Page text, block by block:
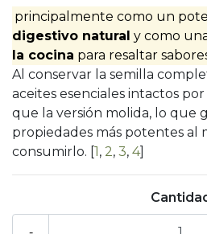
principalmente como un
digestivo natural y como
la cocina para resaltar
Al conservar la semilla
aceites esenciales intactos
que la versión molida, lo que
propiedades más potentes al
consumirlo. [ 1 , 2, 3, 4]